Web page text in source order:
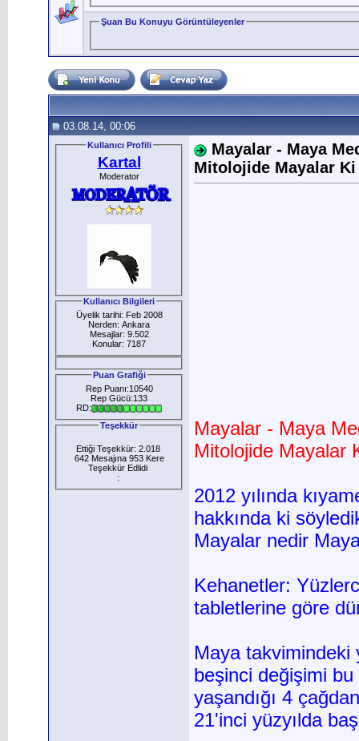
Şuan Bu Konuyu Görüntüleyenler
03.08.14, 00:06
Kullanıcı Profili
Kartal
Moderator
Kullanıcı Bilgileri
Üyelik tarihi: Feb 2008
Nerden: Ankara
Mesajlar: 9.502
Konular: 7187
Puan Grafiği
Rep Puanı:10540
Rep Gücü:133
RD:
Teşekkür
Ettiği Teşekkür: 2.018
642 Mesajına 953 Kere
Teşekkür Edlidi
:
Mayalar - Maya
Mitolojide Mayalar Ki
Mayalar - Maya
Mitolojide Mayalar
2012 yılında
hakkında ki
Mayalar nedir
Kehanetler:
tabletlerine göre
Maya takvimindeki
beşinci değişimi bu
yaşandığı 4
21'inci yüzyılda